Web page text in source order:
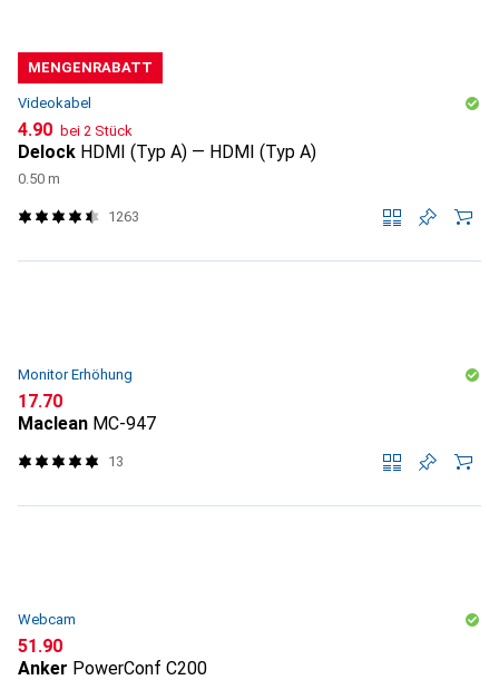
MENGENRABATT
Videokabel
CHF
4.90 bei 2 Stück
Delock HDMI (Typ A) — HDMI (Typ A)
0.50 m
1263
Monitor Erhöhung
CHF
17.70
Maclean MC-947
13
Webcam
CHF
51.90
Anker PowerConf C200